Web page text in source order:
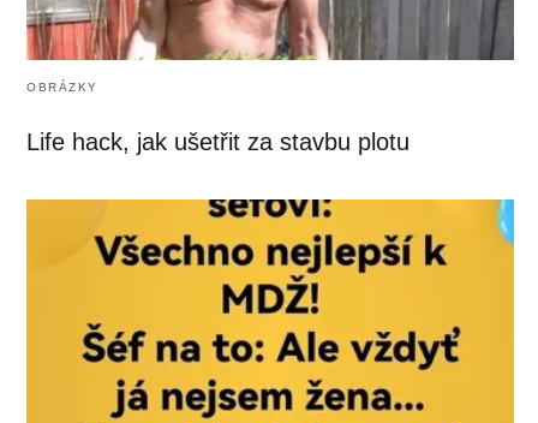
OBRÁZKY
Life hack, jak ušetřit za stavbu plotu